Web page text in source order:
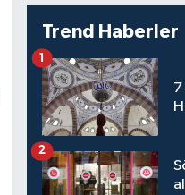
Trend Haberler
7
1
2